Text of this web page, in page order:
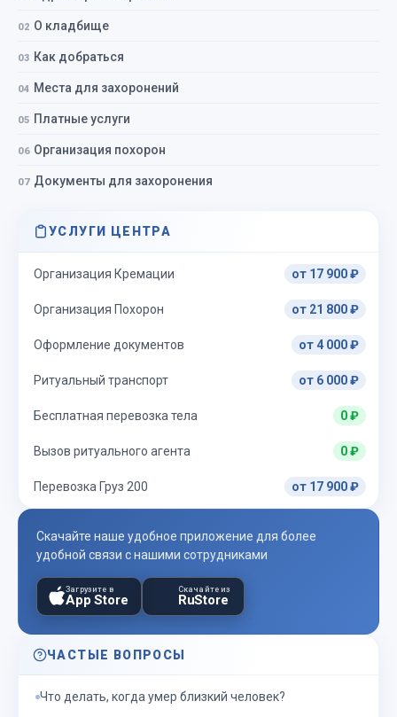
О кладбище
Как добраться
Места для захоронений
Платные услуги
Организация похорон
Документы для захоронения
УСЛУГИ ЦЕНТРА
Организация Кремации от 17 900 ₽
Организация Похорон от 21 800 ₽
Оформление документов от 4 000 ₽
Ритуальный транспорт от 6 000 ₽
Бесплатная перевозка тела 0 ₽
Вызов ритуального агента 0 ₽
Перевозка Груз 200 от 17 900 ₽
Скачайте наше удобное приложение для более
удобной связи с нашими сотрудниками
Загрузите в
App Store
Скачайте из
RuStore
ЧАСТЫЕ ВОПРОСЫ
Что делать, когда умер близкий человек?